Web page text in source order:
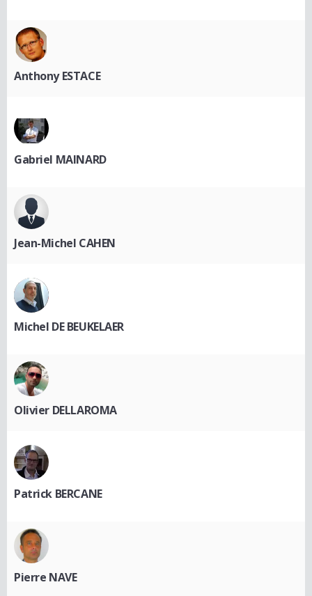
Anthony ESTACE
Gabriel MAINARD
Jean-Michel CAHEN
Michel DE BEUKELAER
Olivier DELLAROMA
Patrick BERCANE
Pierre NAVE